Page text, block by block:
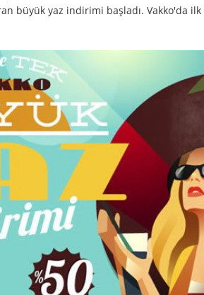
büyük yaz indirimi başladı. Vakko'da